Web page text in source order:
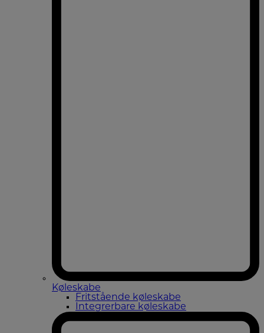
Køleskabe
Fritstående køleskabe
Integrerbare køleskabe